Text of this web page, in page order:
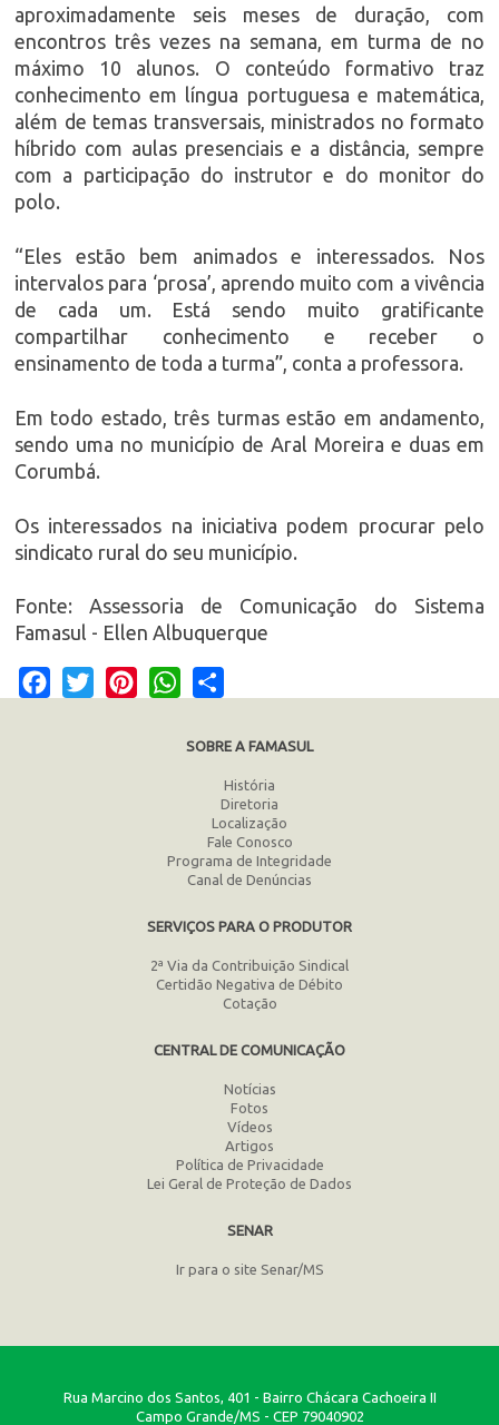
aproximadamente seis meses de duração, com
encontros três vezes na semana, em turma de no
máximo 10 alunos. O conteúdo formativo traz
conhecimento em língua portuguesa e matemática,
além de temas transversais, ministrados no formato
híbrido com aulas presenciais e a distância, sempre
com a participação do instrutor e do monitor do
polo.
“Eles estão bem animados e interessados. Nos
intervalos para ‘prosa’, aprendo muito com a vivência
de cada um. Está sendo muito gratificante
compartilhar conhecimento e receber o
ensinamento de toda a turma”, conta a professora.
Em todo estado, três turmas estão em andamento,
sendo uma no município de Aral Moreira e duas em
Corumbá.
Os interessados na iniciativa podem procurar pelo
sindicato rural do seu município.
Fonte: Assessoria de Comunicação do Sistema
Famasul - Ellen Albuquerque
Facebook
Twitter PinterestWhatsApp
SOBRE A FAMASUL
História
Diretoria
Localização
Fale Conosco
Programa de Integridade
Canal de Denúncias
SERVIÇOS PARA O PRODUTOR
2ª Via da Contribuição Sindical
Certidão Negativa de Débito
Cotação
CENTRAL DE COMUNICAÇÃO
Notícias
Fotos
Vídeos
Artigos
Política de Privacidade
Lei Geral de Proteção de Dados
SENAR
Ir para o site Senar/MS
Rua Marcino dos Santos, 401 - Bairro Chácara Cachoeira II
Campo Grande/MS - CEP 79040902